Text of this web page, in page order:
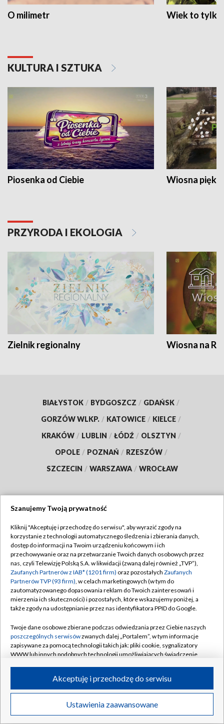
O milimetr Wiek to tylko
KULTURA I SZTUKA
Piosenka od Ciebie Wiosna
PRZYRODA I EKOLOGIA
Zielnik regionalny Wiosna na
BIAŁYSTOK / BYDGOSZCZ / GDAŃSK /
GORZÓW WLKP. / KATOWICE / KIELCE /
KRAKÓW / LUBLIN / ŁÓDŹ / OLSZTYN /
OPOLE / POZNAŃ / RZESZÓW /
SZCZECIN / WARSZAWA / WROCŁAW
TVP
Abonament TVP
Emisja w TVP
Centrum informacji TVP
Naziemna Telewizja Cyfrowa
Rada Programowa
System NOS
Informacje o nadawcy
Program dla prasy
Ogłoszenie przetargowe
Regulamin TVP
Polityka prywatności
Moje zgody
Pomoc
Kontakt
Kanały
©2026 Telewizja Polska S.A. w likwidacji
Szanujemy Twoją prywatność
Kliknij "Akceptuję i przechodzę do serwisu", aby wyrazić zgody na
korzystanie z technologii automatycznego śledzenia i zbierania danych,
dostęp do informacji na Twoim urządzeniu końcowym i ich
przechowywanie oraz na przetwarzanie Twoich danych osobowych przez
nas, czyli Telewizję Polską S.A. w likwidacji (zwaną dalej również „TVP”),
Zaufanych Partnerów z IAB* (1201 firm) oraz pozostałych Zaufanych
Partnerów TVP (93 firm), w celach marketingowych (w tym do
zautomatyzowanego dopasowania reklam do Twoich zainteresowań i
mierzenia ich skuteczności) i pozostałych, które wskazujemy poniżej, a
także zgody na udostępnianie przez nas identyfikatora PPID do Google.
Twoje dane osobowe zbierane podczas odwiedzania przez Ciebie naszych
poszczególnych serwisówzwanych dalej „Portalem”, w tym informacje
zapisywane za pomocą technologii takich jak: pliki cookie, sygnalizatory
WWW lub innych podobnych technologii umożliwiających świadczenie
ruchu w Internecie.
Twoje dane osobowe zbierane podczas odwiedzania przez Ciebie
poszczególnych serwisówna Portalu, takie jak adresy IP, identyfikatory
Ustawienia zaawansowane
Akceptuję i przechodzę do serwisu